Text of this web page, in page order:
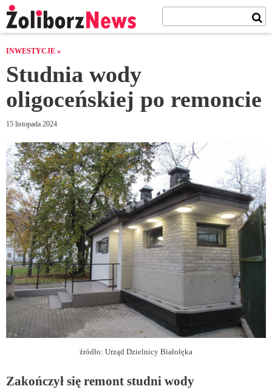
INWESTYCJE »
Studnia wody
oligoceńskiej po remoncie
15 listopada 2024
źródło: Urząd Dzielnicy Białołęka
Zakończył się remont studni wody